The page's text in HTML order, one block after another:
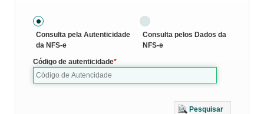
Consulta pela Autenticidade
da NFS-e
Consulta pelos Dados da
NFS-e
Código de autenticidade
Pesquisar